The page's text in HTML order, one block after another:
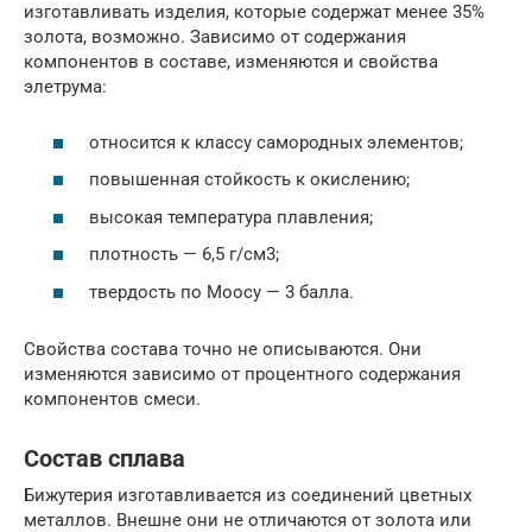
изготавливать изделия, которые содержат менее 35%
золота, возможно. Зависимо от содержания
компонентов в составе, изменяются и свойства
элетрума:
относится к классу самородных элементов;
повышенная стойкость к окислению;
высокая температура плавления;
плотность — 6,5 г/см3;
твердость по Моосу — 3 балла.
Свойства состава точно не описываются. Они
изменяются зависимо от процентного содержания
компонентов смеси.
Состав сплава
Бижутерия изготавливается из соединений цветных
металлов. Внешне они не отличаются от золота или